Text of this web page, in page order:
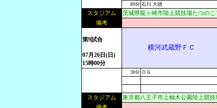
89分 石川 大徳
スタジアム
茨城県龍ヶ崎市陸上競技場たつのこ
備考
第9試合
07月26日(日)
15時00分
横河武蔵野ＦＣ
38分 ＯＧ
スタジアム
東京都八王子市上柚木公園陸上競技